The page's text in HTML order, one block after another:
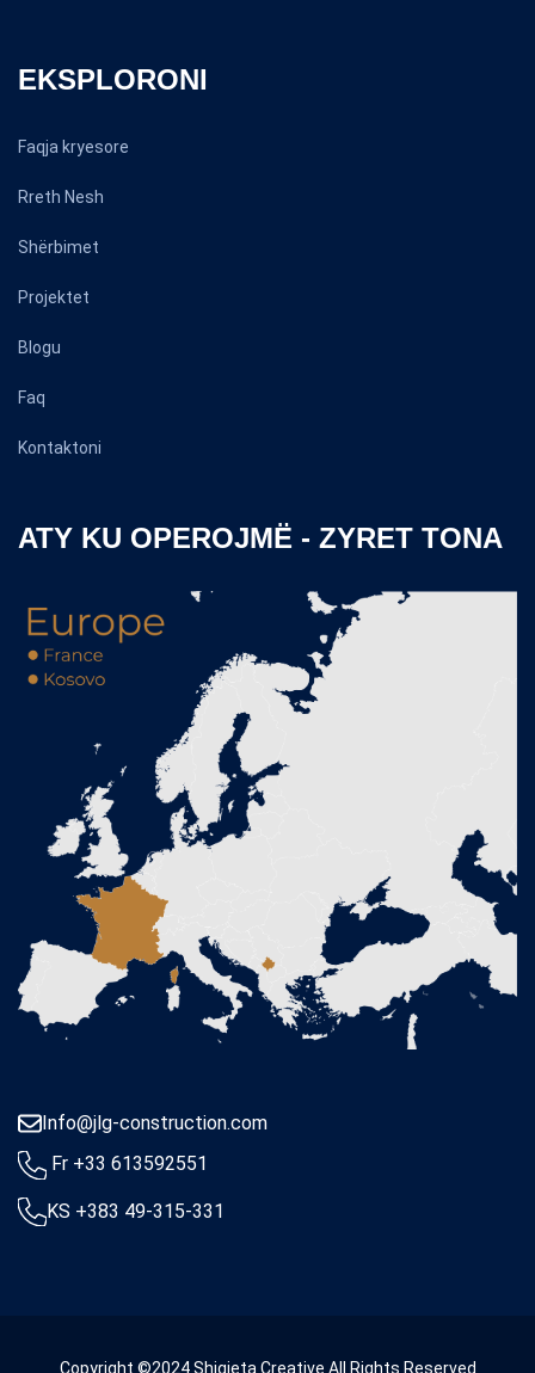
EKSPLORONI
Faqja kryesore
Rreth Nesh
Shërbimet
Projektet
Blogu
Faq
Kontaktoni
ATY KU OPEROJMË - ZYRET TONA
Info@jlg-construction.com
Fr +33 613592551
KS +383 49-315-331
Copyright ©2024 Shigjeta Creative All Rights Reserved